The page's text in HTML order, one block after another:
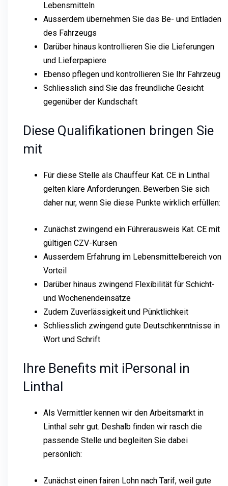
Lebensmitteln
Ausserdem übernehmen Sie das Be- und Entladen
des Fahrzeugs
Darüber hinaus kontrollieren Sie die Lieferungen
und Lieferpapiere
Ebenso pflegen und kontrollieren Sie Ihr Fahrzeug
Schliesslich sind Sie das freundliche Gesicht
gegenüber der Kundschaft
Diese Qualifikationen bringen Sie
mit
Für diese Stelle als Chauffeur Kat. CE in Linthal
gelten klare Anforderungen. Bewerben Sie sich
daher nur, wenn Sie diese Punkte wirklich erfüllen:
Zunächst zwingend ein Führerausweis Kat. CE mit
gültigen CZV-Kursen
Ausserdem Erfahrung im Lebensmittelbereich von
Vorteil
Darüber hinaus zwingend Flexibilität für Schicht-
und Wochenendeinsätze
Zudem Zuverlässigkeit und Pünktlichkeit
Schliesslich zwingend gute Deutschkenntnisse in
Wort und Schrift
Ihre Benefits mit iPersonal in
Linthal
Als Vermittler kennen wir den Arbeitsmarkt in
Linthal sehr gut. Deshalb finden wir rasch die
passende Stelle und begleiten Sie dabei
persönlich:
Zunächst einen fairen Lohn nach Tarif, weil gute